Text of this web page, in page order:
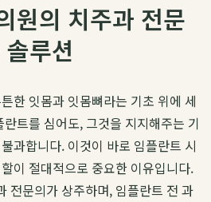
원의 치주과 전문
루션
한 잇몸과 잇몸뼈라는 기초 위에 세
트를 심어도, 그것을 지지해주는 기
과합니다. 이것이 바로 임플란트 시
이 절대적으로 중요한 이유입니다.
전문의가 상주하며, 임플란트 전 과